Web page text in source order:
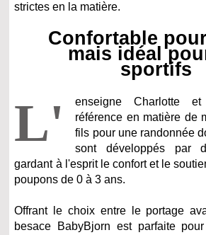
strictes en la matière.
Confortable
mais idéal
sportifs
L'
enseigne Charlotte
référence en matière de
fils pour une randonnée
sont développés par
gardant à l'esprit le confort et le
poupons de 0 à 3 ans.
Offrant le choix entre le portage
besace BabyBjorn est parfaite